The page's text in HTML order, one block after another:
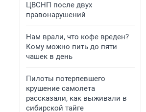
ЦВСНП после двух
правонарушений
Нам врали, что кофе вреден?
Кому можно пить до пяти
чашек в день
Пилоты потерпевшего
крушение самолета
рассказали, как выживали в
сибирской тайге